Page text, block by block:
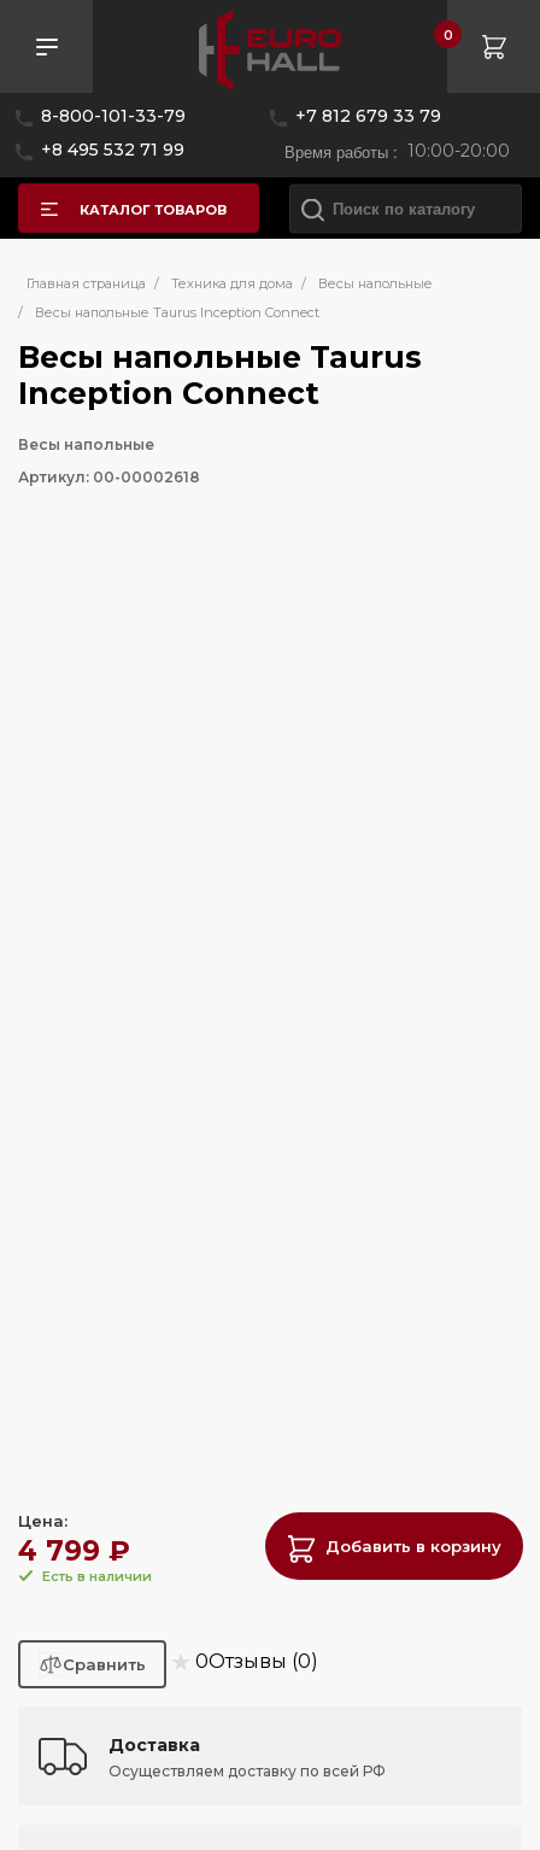
8-800-101-33-79
+7 812 679 33 79
+8 495 532 71 99
Время работы : 10:00-20:00
0
КАТАЛОГ ТОВАРОВ
Главная страница / Техника для дома /
Весы напольные
/
Весы напольные Taurus Inception Connect
Весы напольные Taurus
Inception Connect
Весы напольные
Артикул: 00-00002618
Цена:
4 799 ₽
Есть в наличии
Добавить в корзину
★ 0Отзывы (0)
Доставка
Осуществляем доставку по всей РФ